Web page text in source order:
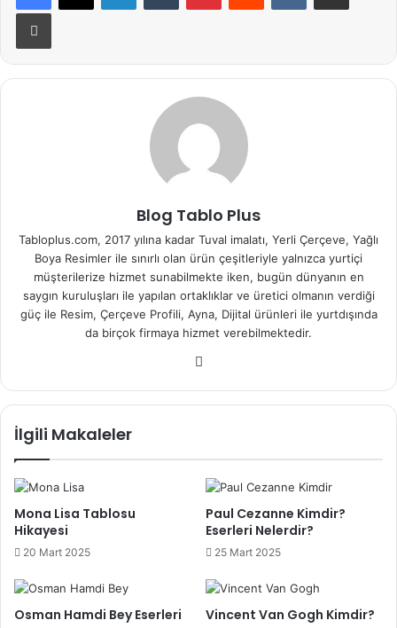
Blog Tablo Plus
Tabloplus.com, 2017 yılına kadar Tuval imalatı, Yerli Çerçeve, Yağlı
Boya Resimler ile sınırlı olan ürün çeşitleriyle yalnızca yurtiçi
müşterilerize hizmet sunabilmekte iken, bugün dünyanın en
saygın kuruluşları ile yapılan ortaklıklar ve üretici olmanın verdiği
güç ile Resim, Çerçeve Profili, Ayna, Dijital ürünleri ile yurtdışında
da birçok firmaya hizmet verebilmektedir.
sit
İlgili Makaleler
Mona Lisa Tablosu
Hikayesi
20 Mart 2025
Paul Cezanne Kimdir?
Eserleri Nelerdir?
25 Mart 2025
Osman Hamdi Bey Eserleri Vincent Van Gogh Kimdir?